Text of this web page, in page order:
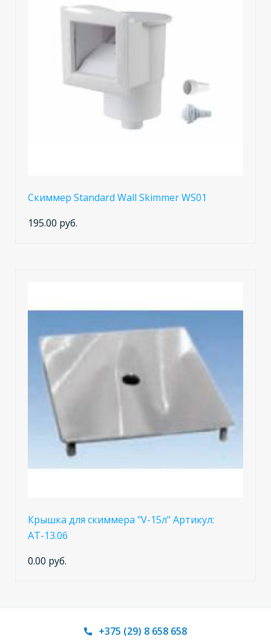
Скиммер Standard Wall Skimmer WS01
195.00 руб.
Крышка для скиммера "V-15л" Артикул:
АТ-13.06
0.00 руб.
+375 (29) 8 658 658